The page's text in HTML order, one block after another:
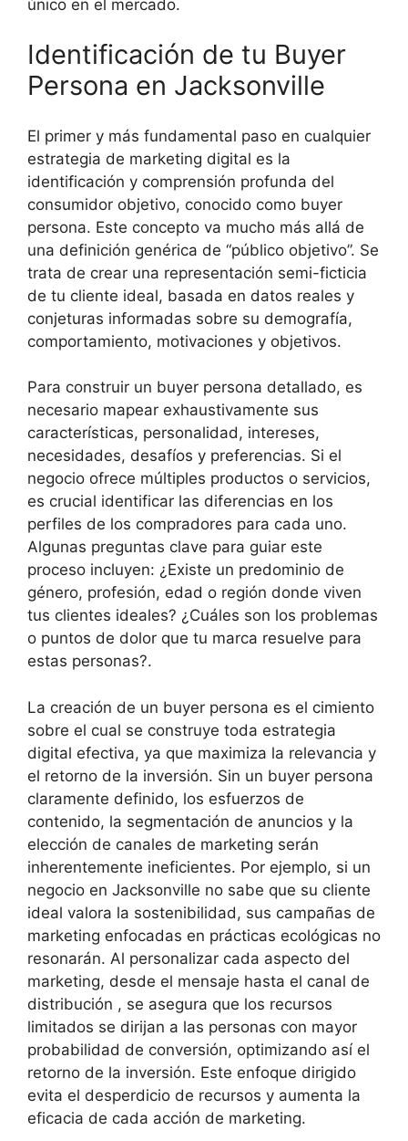
único en el mercado.
Identificación de tu Buyer
Persona en Jacksonville
El primer y más fundamental paso en cualquier
estrategia de marketing digital es la
identificación y comprensión profunda del
consumidor objetivo, conocido como buyer
persona. Este concepto va mucho más allá de
una definición genérica de “público objetivo”. Se
trata de crear una representación semi-ficticia
de tu cliente ideal, basada en datos reales y
conjeturas informadas sobre su demografía,
comportamiento, motivaciones y objetivos.
Para construir un buyer persona detallado, es
necesario mapear exhaustivamente sus
características, personalidad, intereses,
necesidades, desafíos y preferencias. Si el
negocio ofrece múltiples productos o servicios,
es crucial identificar las diferencias en los
perfiles de los compradores para cada uno.
Algunas preguntas clave para guiar este
proceso incluyen: ¿Existe un predominio de
género, profesión, edad o región donde viven
tus clientes ideales? ¿Cuáles son los problemas
o puntos de dolor que tu marca resuelve para
estas personas?.
La creación de un buyer persona es el cimiento
sobre el cual se construye toda estrategia
digital efectiva, ya que maximiza la relevancia y
el retorno de la inversión. Sin un buyer persona
claramente definido, los esfuerzos de
contenido, la segmentación de anuncios y la
elección de canales de marketing serán
inherentemente ineficientes. Por ejemplo, si un
negocio en Jacksonville no sabe que su cliente
ideal valora la sostenibilidad, sus campañas de
marketing enfocadas en prácticas ecológicas no
resonarán. Al personalizar cada aspecto del
marketing, desde el mensaje hasta el canal de
distribución , se asegura que los recursos
limitados se dirijan a las personas con mayor
probabilidad de conversión, optimizando así el
retorno de la inversión. Este enfoque dirigido
evita el desperdicio de recursos y aumenta la
eficacia de cada acción de marketing.